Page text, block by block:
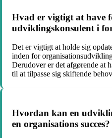
Hvad er vigtigt at have
udviklingskonsulent i
Det er vigtigt at holde sig
inden for
Derudover er det afgørende at
til at tilpasse sig skiftende
Hvordan kan en
en organisations succes?